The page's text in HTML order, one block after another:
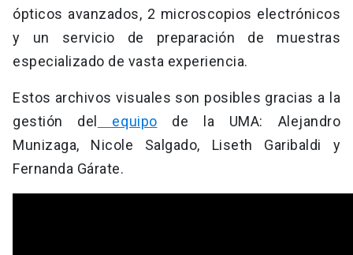
ópticos avanzados, 2 microscopios electrónicos
y un servicio de preparación de muestras
especializado de vasta experiencia.
Estos archivos visuales son posibles gracias a la
gestión del
equipo de la UMA: Alejandro
Munizaga, Nicole Salgado, Liseth Garibaldi y
Fernanda Gárate.